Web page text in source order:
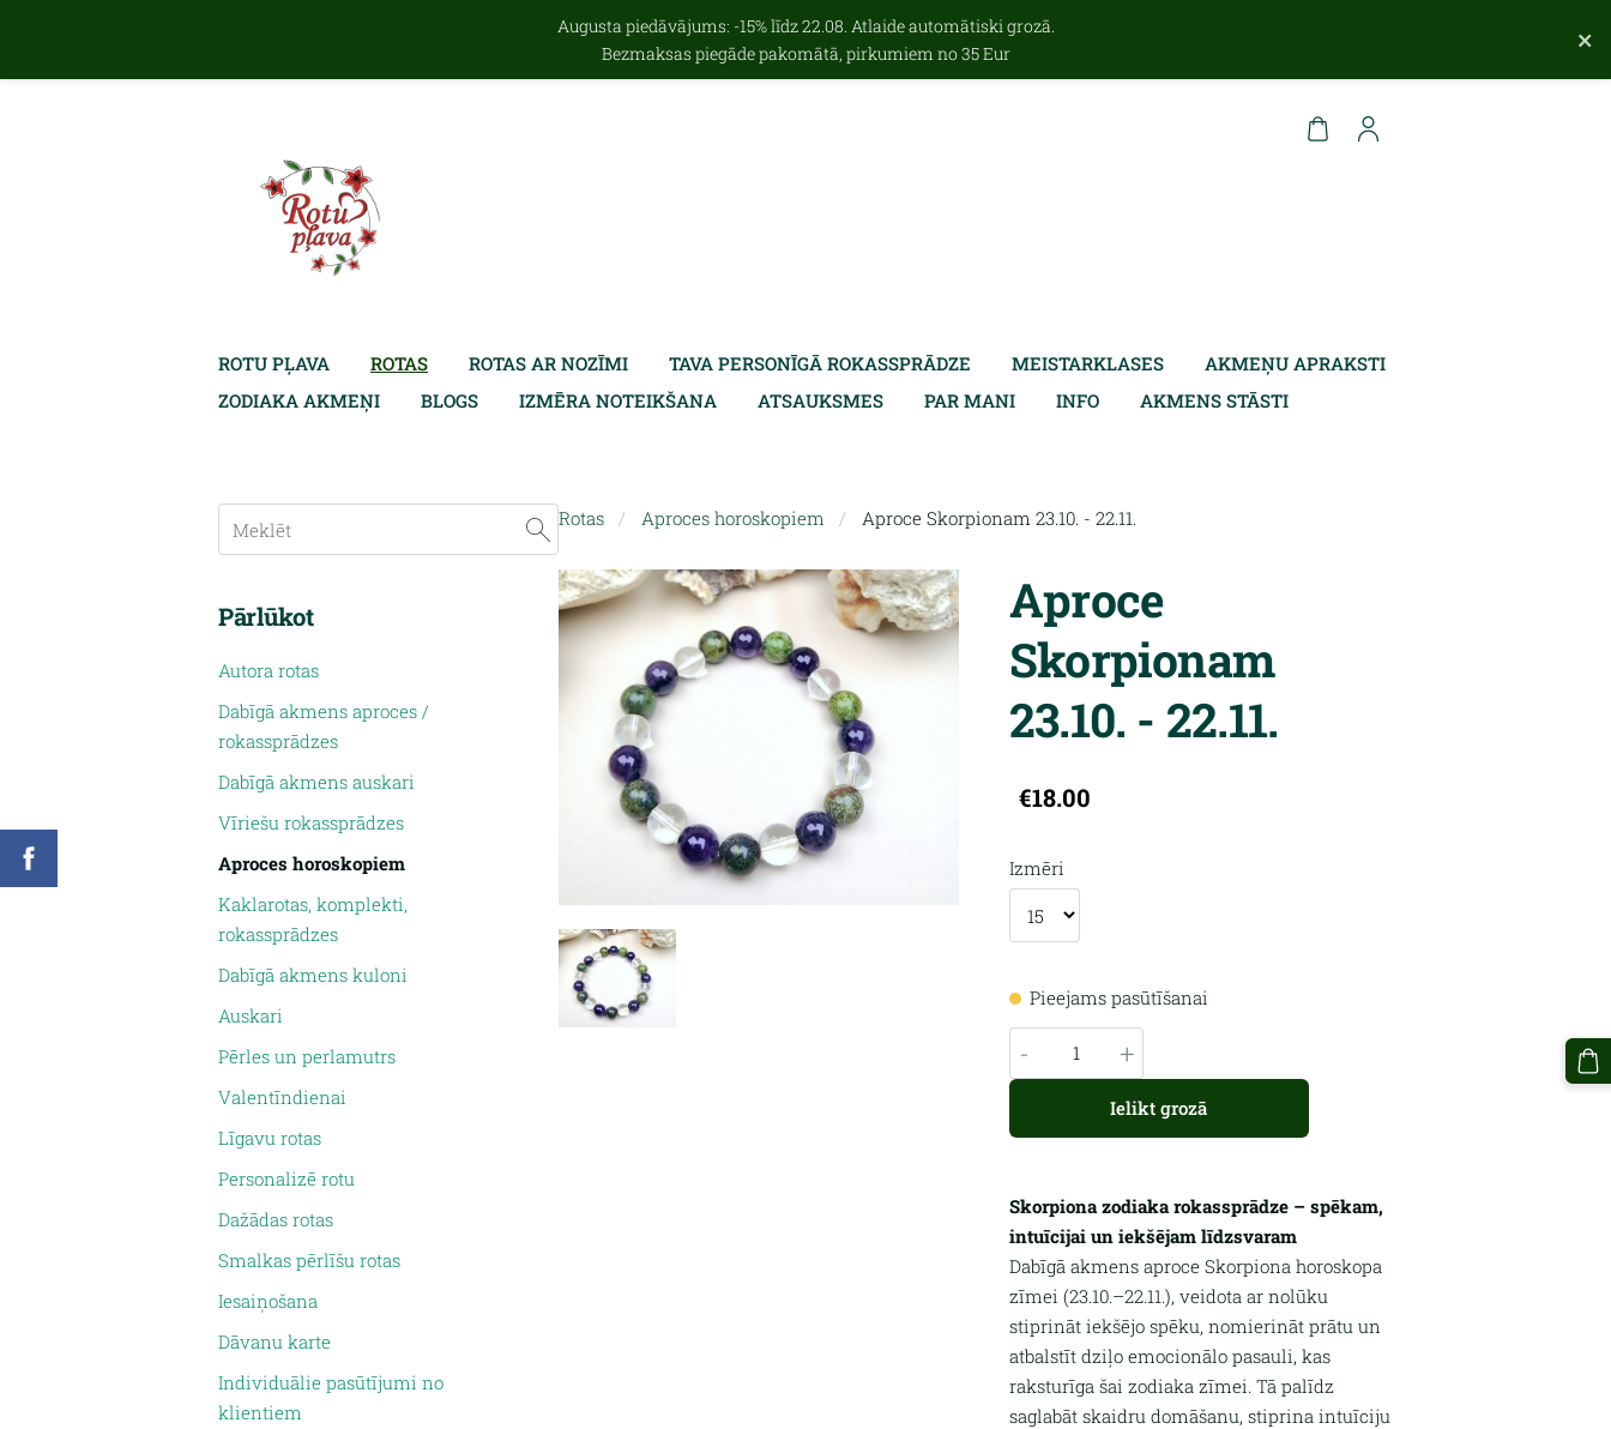
Augusta piedāvājums: -15% līdz 22.08. Atlaide automātiski grozā.
Bezmaksas piegāde pakomātā, pirkumiem no 35 Eur
×
ROTU PĻAVA ROTAS ROTAS AR NOZĪMI TAVA PERSONĪGĀ ROKASSPRĀDZE MEISTARKLASES
AKMEŅU APRAKSTI
ZODIAKA AKMEŅI
BLOGS IZMĒRA NOTEIKŠANA ATSAUKSMES PAR MANI INFO AKMENS STĀSTI
Pārlūkot
Autora rotas
Dabīgā akmens aproces /
rokassprādzes
Dabīgā akmens auskari
Vīriešu rokassprādzes
Aproces horoskopiem
Kaklarotas, komplekti,
rokassprādzes
Dabīgā akmens kuloni
Auskari
Pērles un perlamutrs
Valentīndienai
Līgavu rotas
Personalizē rotu
Dažādas rotas
Smalkas pērlīšu rotas
Iesaiņošana
Dāvanu karte
Individuālie pasūtījumi no
klientiem
Rotas Aproces horoskopiem Aproce Skorpionam 23.10. - 22.11.
Aproce
Skorpionam
23.10. - 22.11.
€18.00
Izmēri
Pieejams pasūtīšanai
- +
Ielikt grozā
Skorpiona zodiaka rokassprādze – spēkam,
intuīcijai un iekšējam līdzsvaram
Dabīgā akmens aproce Skorpiona horoskopa
zīmei (23.10.–22.11.), veidota ar nolūku
stiprināt iekšējo spēku, nomierināt prātu un
atbalstīt dziļo emocionālo pasauli, kas
raksturīga šai zodiaka zīmei. Tā palīdz
saglabāt skaidru domāšanu, stiprina intuīciju